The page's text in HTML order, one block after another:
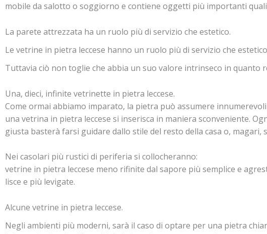
mobile da salotto o soggiorno e contiene oggetti più importanti
La parete attrezzata ha un ruolo più di servizio che estetico.
Le vetrine in pietra leccese hanno un ruolo più di servizio che
Tuttavia ciò non toglie che abbia un suo valore intrinseco in quanto
Una, dieci, infinite vetrinette in pietra leccese.
Come ormai abbiamo imparato, la pietra può assumere
una vetrina in pietra leccese si inserisca in maniera sconveniente.
giusta basterà farsi guidare dallo stile del resto della casa o,
Nei casolari più rustici di periferia si collocheranno:
vetrine in pietra leccese meno rifinite dal sapore più semplice e
lisce e più levigate.
Alcune vetrine in pietra leccese.
Negli ambienti più moderni, sarà il caso di optare per una pietra